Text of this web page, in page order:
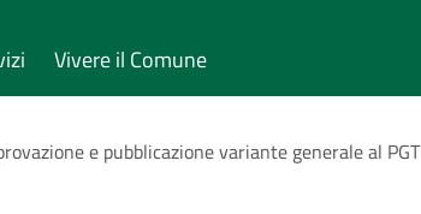
Vivere il Comune
e pubblicazione variante generale al PGT